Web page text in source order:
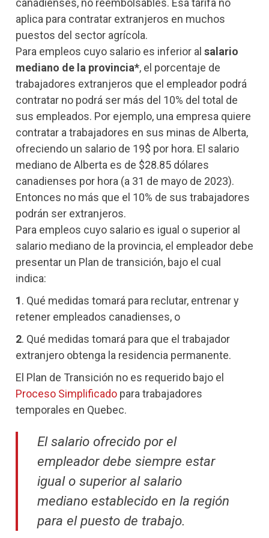
canadienses, no reembolsables. Esa tarifa no
aplica para contratar extranjeros en muchos
puestos del sector agrícola.
Para empleos cuyo salario es inferior al salario
mediano de la provincia*, el porcentaje de
trabajadores extranjeros que el empleador podrá
contratar no podrá ser más del 10% del total de
sus empleados. Por ejemplo, una empresa quiere
contratar a trabajadores en sus minas de Alberta,
ofreciendo un salario de 19$ por hora. El salario
mediano de Alberta es de $28.85 dólares
canadienses por hora (a 31 de mayo de 2023).
Entonces no más que el 10% de sus trabajadores
podrán ser extranjeros.
Para empleos cuyo salario es igual o superior al
salario mediano de la provincia, el empleador debe
presentar un Plan de transición, bajo el cual
indica:
1. Qué medidas tomará para reclutar, entrenar y
retener empleados canadienses, o
2. Qué medidas tomará para que el trabajador
extranjero obtenga la residencia permanente.
El Plan de Transición no es requerido bajo el
Proceso Simplificado para trabajadores
temporales en Quebec.
El salario ofrecido por el
empleador debe siempre estar
igual o superior al salario
mediano establecido en la región
para el puesto de trabajo.